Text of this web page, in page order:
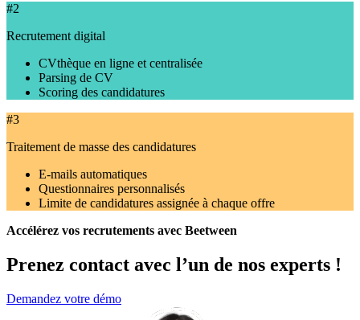
#2
Recrutement digital
CVthèque en ligne et centralisée
Parsing de CV
Scoring des candidatures
#3
Traitement de masse des candidatures
E-mails automatiques
Questionnaires personnalisés
Limite de candidatures assignée à chaque offre
Accélérez vos recrutements avec Beetween
Prenez contact avec l’un de nos experts !
Demandez votre démo